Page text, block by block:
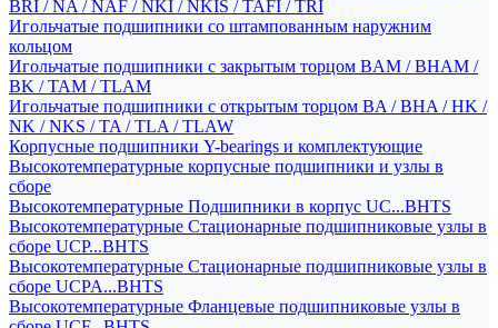
BRI / NA / NAF / NKI / NKIS / TAFI / TRI
Игольчатые подшипники со штампованным наружним
кольцом
Игольчатые подшипники с закрытым торцом BAM / BHAM /
BK / TAM / TLAM
Игольчатые подшипники с открытым торцом BA / BHA / HK /
NK / NKS / TA / TLA / TLAW
Корпусные подшипники Y-bearings и комплектующие
Высокотемпературные корпусные подшипники и узлы в
сборе
Высокотемпературные Подшипники в корпус UC...BHTS
Высокотемпературные Стационарные подшипниковые узлы в
сборе UCP...BHTS
Высокотемпературные Стационарные подшипниковые узлы в
сборе UCPA...BHTS
Высокотемпературные Фланцевые подшипниковые узлы в